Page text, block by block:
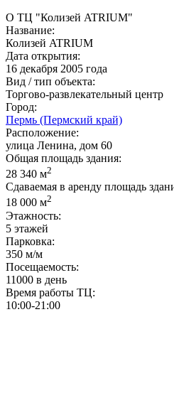
О ТЦ "Колизей ATRIUM"
Название:
Колизей ATRIUM
Дата открытия:
16 декабря 2005 года
Вид / тип объекта:
Торгово-развлекательный центр
Город:
Пермь (Пермский край)
Расположение:
улица Ленина, дом 60
Общая площадь здания:
28 340 м2
Сдаваемая в аренду площадь
18 000 м2
Этажность:
5 этажей
Парковка:
350 м/м
Посещаемость:
11000 в день
Время работы ТЦ:
10:00-21:00